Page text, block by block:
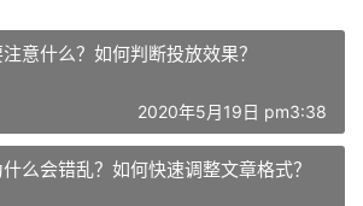
意什么？如何判断投放效果？
2020年5月19日 pm3:38
么会错乱？如何快速调整文章格式？